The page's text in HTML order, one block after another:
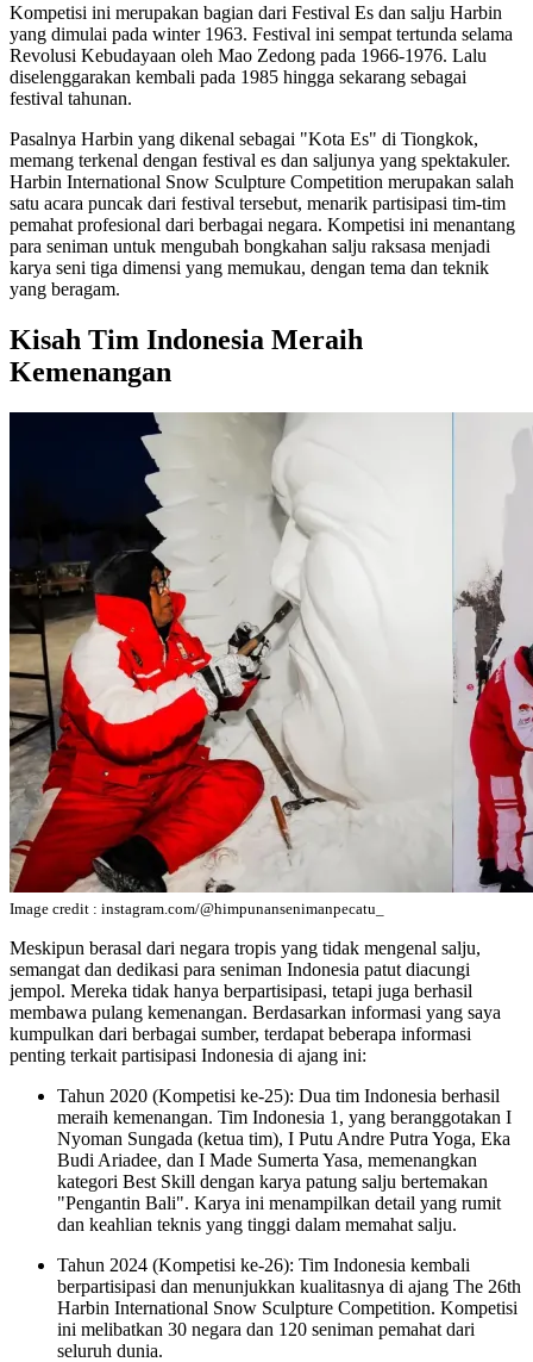
Kompetisi ini merupakan bagian dari Festival Es dan salju Harbin
yang dimulai pada winter 1963. Festival ini sempat tertunda selama
Revolusi Kebudayaan oleh Mao Zedong pada 1966-1976. Lalu
diselenggarakan kembali pada 1985 hingga sekarang sebagai
festival tahunan.
Pasalnya Harbin yang dikenal sebagai "Kota Es" di Tiongkok,
memang terkenal dengan festival es dan saljunya yang spektakuler.
Harbin International Snow Sculpture Competition merupakan salah
satu acara puncak dari festival tersebut, menarik partisipasi tim-tim
pemahat profesional dari berbagai negara. Kompetisi ini menantang
para seniman untuk mengubah bongkahan salju raksasa menjadi
karya seni tiga dimensi yang memukau, dengan tema dan teknik
yang beragam.
Kisah Tim Indonesia Meraih
Kemenangan
Image credit : instagram.com/@himpunansenimanpecatu_
Meskipun berasal dari negara tropis yang tidak mengenal salju,
semangat dan dedikasi para seniman Indonesia patut diacungi
jempol. Mereka tidak hanya berpartisipasi, tetapi juga berhasil
membawa pulang kemenangan. Berdasarkan informasi yang saya
kumpulkan dari berbagai sumber, terdapat beberapa informasi
penting terkait partisipasi Indonesia di ajang ini:
Tahun 2020 (Kompetisi ke-25): Dua tim Indonesia berhasil
meraih kemenangan. Tim Indonesia 1, yang beranggotakan I
Nyoman Sungada (ketua tim), I Putu Andre Putra Yoga, Eka
Budi Ariadee, dan I Made Sumerta Yasa, memenangkan
kategori Best Skill dengan karya patung salju bertemakan
"Pengantin Bali". Karya ini menampilkan detail yang rumit
dan keahlian teknis yang tinggi dalam memahat salju.
Tahun 2024 (Kompetisi ke-26): Tim Indonesia kembali
berpartisipasi dan menunjukkan kualitasnya di ajang The 26th
Harbin International Snow Sculpture Competition. Kompetisi
ini melibatkan 30 negara dan 120 seniman pemahat dari
seluruh dunia.